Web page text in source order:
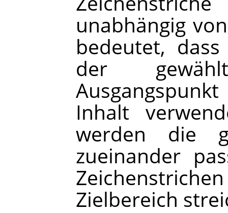
unabhängig
bedeutet,
der
Inhalt
werden die
zueinander
Zielbereich